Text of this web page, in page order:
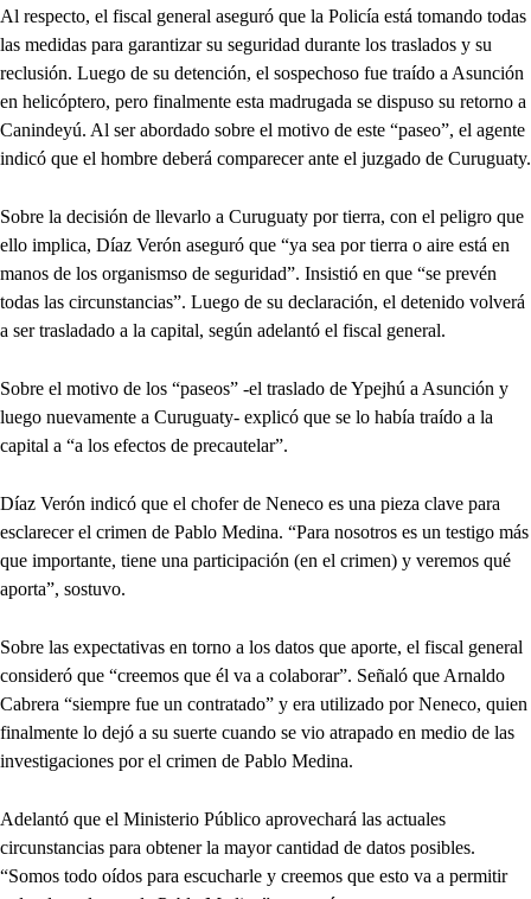
Al respecto, el fiscal general aseguró que la Policía está tomando todas
las medidas para garantizar su seguridad durante los traslados y su
reclusión. Luego de su detención, el sospechoso fue traído a Asunción
en helicóptero, pero finalmente esta madrugada se dispuso su retorno a
Canindeyú. Al ser abordado sobre el motivo de este “paseo”, el agente
indicó que el hombre deberá comparecer ante el juzgado de Curuguaty.
Sobre la decisión de llevarlo a Curuguaty por tierra, con el peligro que
ello implica, Díaz Verón aseguró que “ya sea por tierra o aire está en
manos de los organismso de seguridad”. Insistió en que “se prevén
todas las circunstancias”. Luego de su declaración, el detenido volverá
a ser trasladado a la capital, según adelantó el fiscal general.
Sobre el motivo de los “paseos” -el traslado de Ypejhú a Asunción y
luego nuevamente a Curuguaty- explicó que se lo había traído a la
capital a “a los efectos de precautelar”.
Díaz Verón indicó que el chofer de Neneco es una pieza clave para
esclarecer el crimen de Pablo Medina. “Para nosotros es un testigo más
que importante, tiene una participación (en el crimen) y veremos qué
aporta”, sostuvo.
Sobre las expectativas en torno a los datos que aporte, el fiscal general
consideró que “creemos que él va a colaborar”. Señaló que Arnaldo
Cabrera “siempre fue un contratado” y era utilizado por Neneco, quien
finalmente lo dejó a su suerte cuando se vio atrapado en medio de las
investigaciones por el crimen de Pablo Medina.
Adelantó que el Ministerio Público aprovechará las actuales
circunstancias para obtener la mayor cantidad de datos posibles.
“Somos todo oídos para escucharle y creemos que esto va a permitir